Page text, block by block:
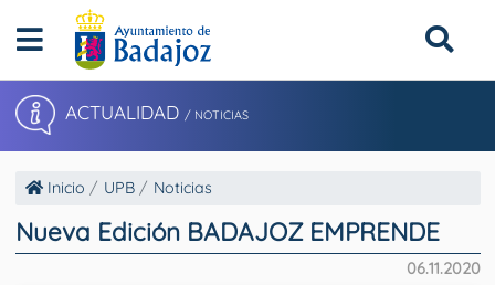
ACTUALIDAD / NOTICIAS
Inicio UPB Noticias
Nueva Edición BADAJOZ EMPRENDE
06.11.2020